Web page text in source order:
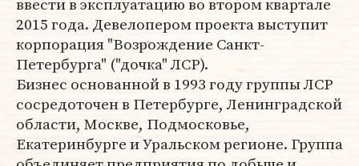
2015 года. Девелопером проекта выступит
корпорация "Возрождение Санкт-
Петербурга" ("дочка" ЛСР).
Бизнес основанной в 1993 году группы ЛСР
сосредоточен в Петербурге, Ленинградской
области, Москве, Подмосковье,
Екатеринбурге и Уральском регионе. Группа